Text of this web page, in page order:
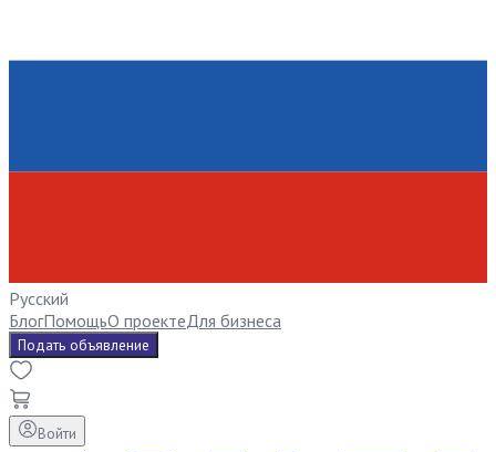
Русский
БлогПомощьО проектеДля бизнеса
Подать объявление
Войти